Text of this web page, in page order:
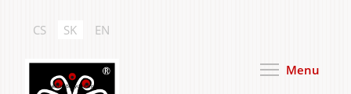
obsah
Tradície Bielych Karpát
Menu
CS SK EN